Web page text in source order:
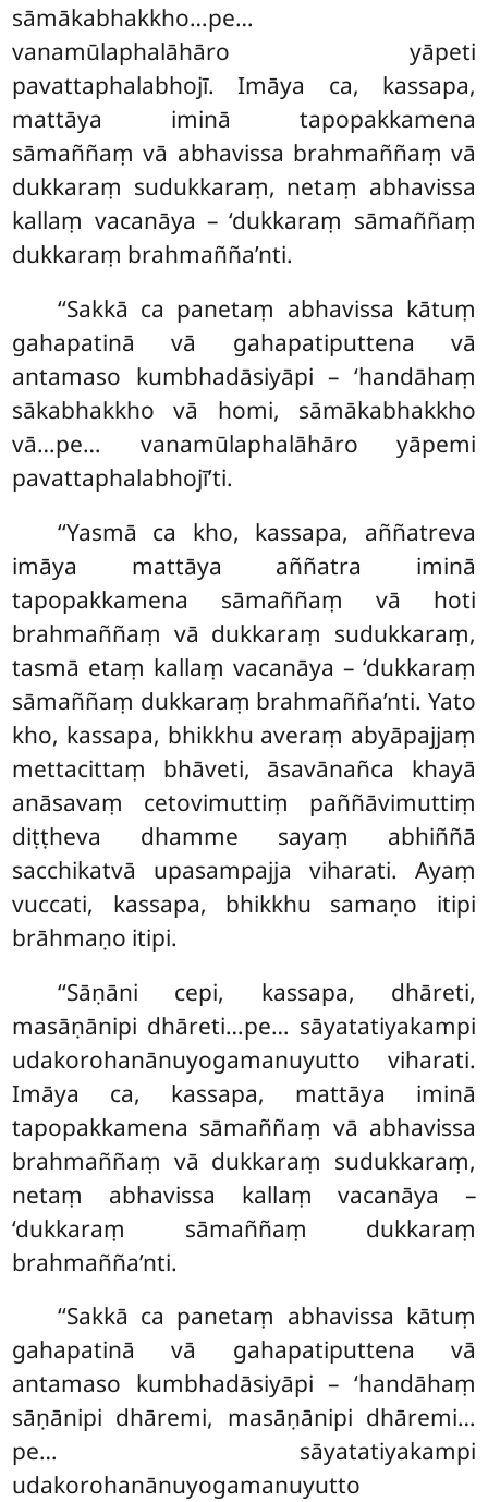
sāmākabhakkho…pe…
vanamūlaphalāhāro yāpeti
pavattaphalabhojī. Imāya ca, kassapa,
mattāya iminā tapopakkamena
sāmaññaṃ vā abhavissa brahmaññaṃ vā
dukkaraṃ sudukkaraṃ, netaṃ abhavissa
kallaṃ vacanāya – ‘dukkaraṃ sāmaññaṃ
dukkaraṃ brahmañña’nti.
‘‘Sakkā ca panetaṃ abhavissa kātuṃ
gahapatinā vā gahapatiputtena vā
antamaso kumbhadāsiyāpi – ‘handāhaṃ
sākabhakkho vā homi, sāmākabhakkho
vā…pe… vanamūlaphalāhāro yāpemi
pavattaphalabhojī’ti.
‘‘Yasmā ca kho, kassapa, aññatreva
imāya mattāya aññatra iminā
tapopakkamena sāmaññaṃ vā hoti
brahmaññaṃ vā dukkaraṃ sudukkaraṃ,
tasmā etaṃ kallaṃ vacanāya – ‘dukkaraṃ
sāmaññaṃ dukkaraṃ brahmañña’nti. Yato
kho, kassapa, bhikkhu averaṃ abyāpajjaṃ
mettacittaṃ bhāveti, āsavānañca khayā
anāsavaṃ cetovimuttiṃ paññāvimuttiṃ
diṭṭheva dhamme sayaṃ abhiññā
sacchikatvā upasampajja viharati. Ayaṃ
vuccati, kassapa, bhikkhu samaṇo itipi
brāhmaṇo itipi.
‘‘Sāṇāni cepi, kassapa, dhāreti,
masāṇānipi dhāreti…pe… sāyatatiyakampi
udakorohanānuyogamanuyutto viharati.
Imāya ca, kassapa, mattāya iminā
tapopakkamena sāmaññaṃ vā abhavissa
brahmaññaṃ vā dukkaraṃ sudukkaraṃ,
netaṃ abhavissa kallaṃ vacanāya –
‘dukkaraṃ sāmaññaṃ dukkaraṃ
brahmañña’nti.
‘‘Sakkā ca panetaṃ abhavissa kātuṃ
gahapatinā vā gahapatiputtena vā
antamaso kumbhadāsiyāpi – ‘handāhaṃ
sāṇānipi dhāremi, masāṇānipi dhāremi…
pe… sāyatatiyakampi
udakorohanānuyogamanuyutto